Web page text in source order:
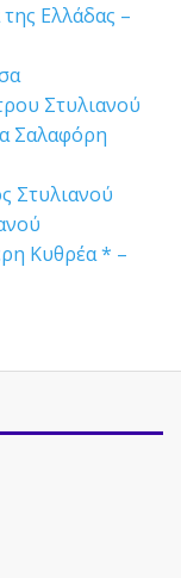
Ελλάδας –
Στυλιανού
Σαλαφόρη
Στυλιανού
Κυθρέα * –